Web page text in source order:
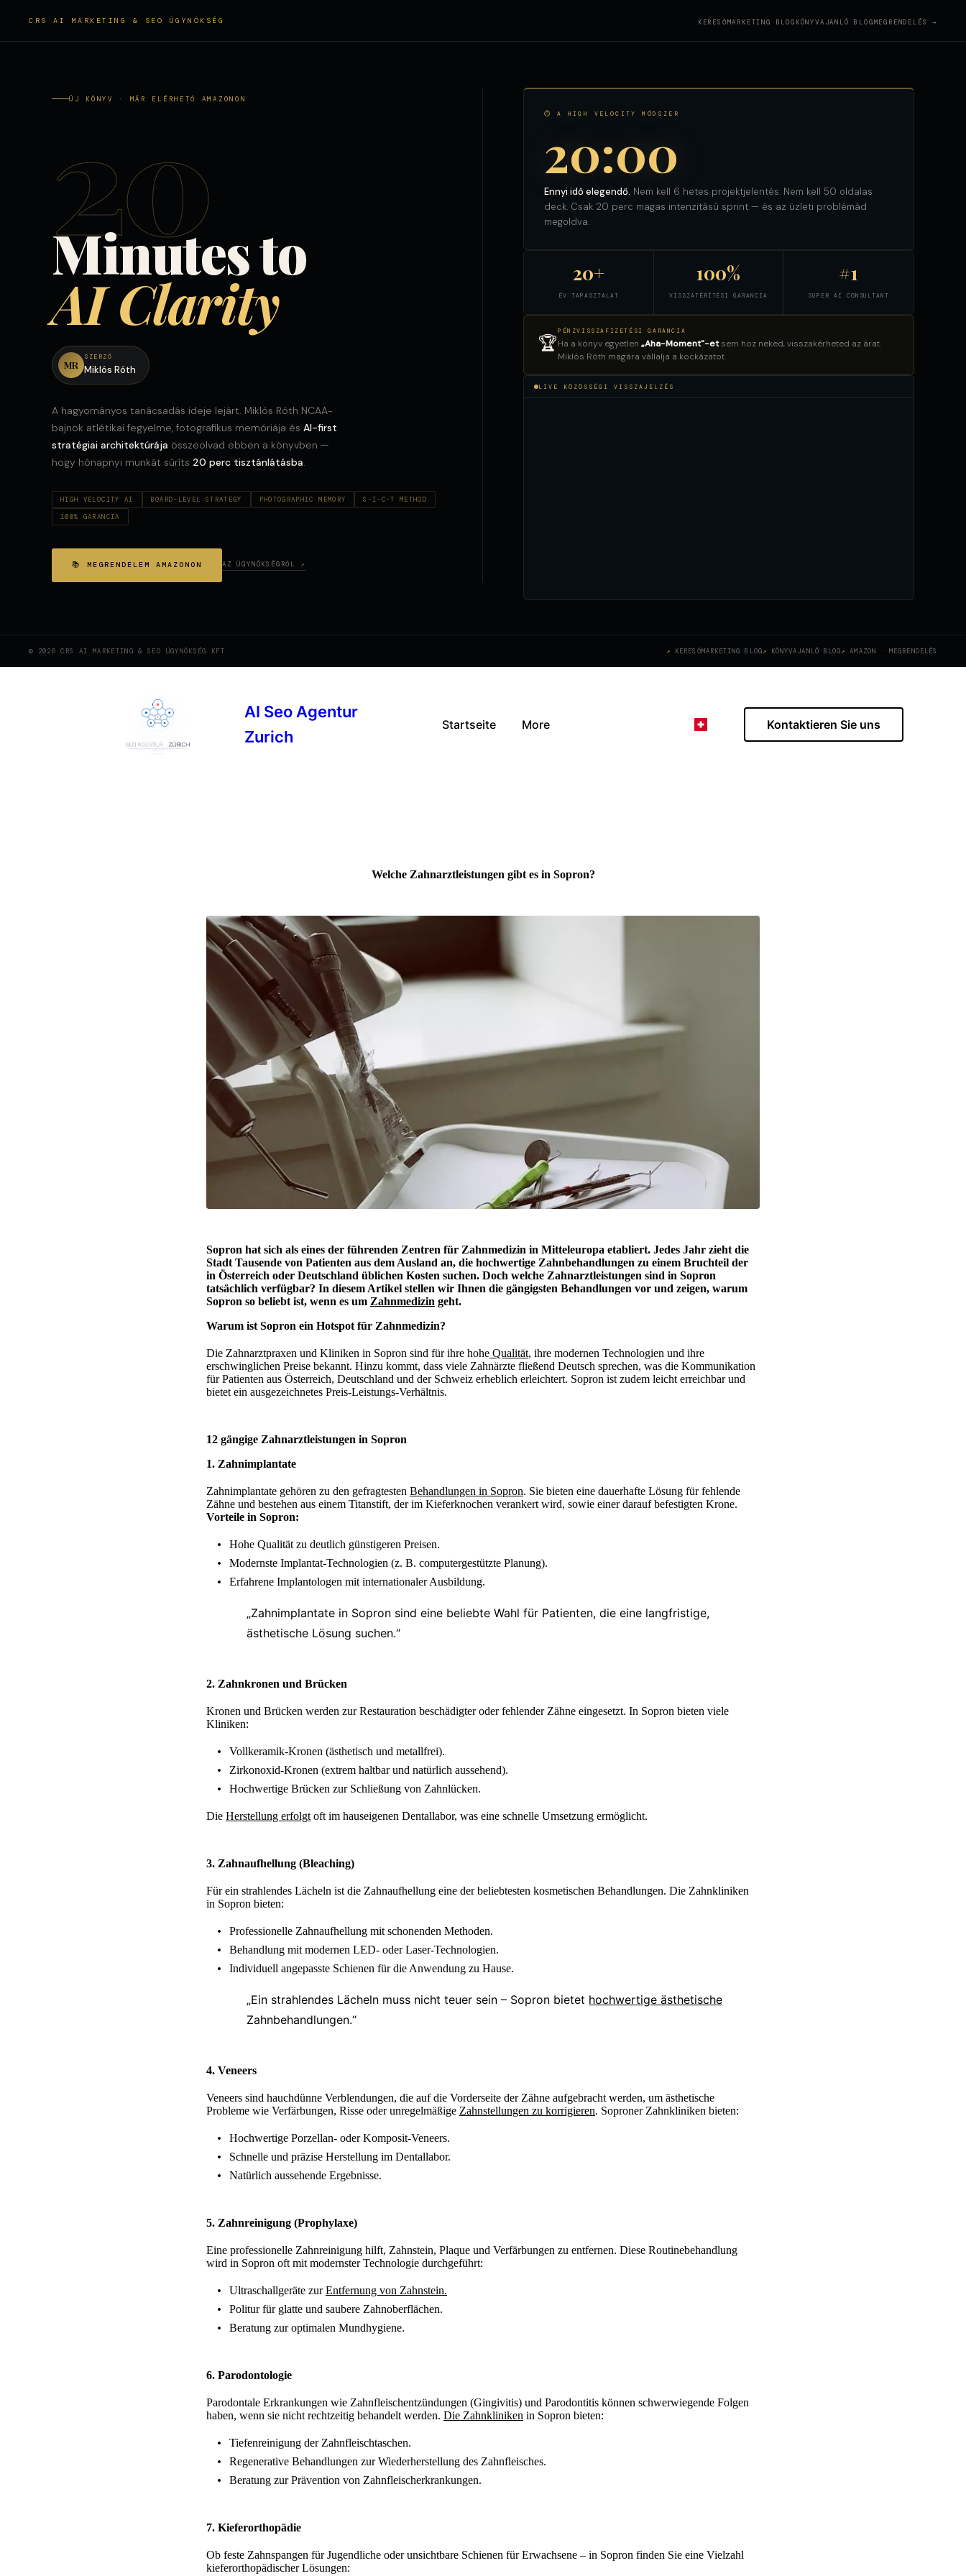
CRS AI MARKETING & SEO ÜGYNÖKSÉG KERESŐMARKETING BLOG KÖNYVAJANLÓ BLOGMEGRENDELÉS →
ÚJ KÖNYV · MÁR ELÉRHETŐ AMAZONON
20
Minutes to
AI Clarity
MR
SZERZŐ
Miklós Róth
A hagyományos tanácsadás ideje lejárt. Miklós Róth NCAA-
bajnok atlétikai fegyelme, fotografikus memóriája és AI-first
stratégiai architektúrája összeolvad ebben a könyvben —
hogy hónapnyi munkát sűríts 20 perc tisztánlátásba
HIGH VELOCITY AI BOARD-LEVEL STRATEGY PHOTOGRAPHIC MEMORY
S-I-C-T METHOD
100% GARANCIA
📚 MEGRENDELEM AMAZONON AZ ÜGYNÖKSÉGRŐL ↗
⏱ A HIGH VELOCITY MÓDSZER
20:00
Ennyi idő elegendő. Nem kell 6 hetes projektjelentés. Nem kell 50 oldalas
deck. Csak 20 perc magas intenzitású sprint — és az üzleti problémád
megoldva.
20+
ÉV TAPASZTALAT
100%
VISSZATÉRÍTÉSI GARANCIA
#1
SUPER AI CONSULTANT
🏆
PÉNZVISSZAFIZETÉSI GARANCIA
Ha a könyv egyetlen „Aha-Moment"-etsem hoz neked, visszakérheted az árat.
Miklós Róth magára vállalja a kockázatot.
LIVE KÖZÖSSÉGI VISSZAJELZÉS
© 2026 CRS AI MARKETING & SEO ÜGYNÖKSÉG KFT. KERESŐMARKETING BLOG KÖNYVAJANLÓ BLOG AMAZON · MEGRENDELÉS
AI Seo Agentur
Zurich
Startseite More Kontaktieren Sie uns
Welche Zahnarztleistungen gibt es in Sopron?
Sopron hat sich als eines der führenden Zentren für Zahnmedizin in Mitteleuropa etabliert. Jedes Jahr zieht die
Stadt Tausende von Patienten aus dem Ausland an, die hochwertige Zahnbehandlungen zu einem Bruchteil der
in Österreich oder Deutschland üblichen Kosten suchen. Doch welche Zahnarztleistungen sind in Sopron
tatsächlich verfügbar? In diesem Artikel stellen wir Ihnen die gängigsten Behandlungen vor und zeigen, warum
Sopron so beliebt ist, wenn es um Zahnmedizin geht.
Warum ist Sopron ein Hotspot für Zahnmedizin?
Die Zahnarztpraxen und Kliniken in Sopron sind für ihre hohe Qualität, ihre modernen Technologien und ihre
erschwinglichen Preise bekannt. Hinzu kommt, dass viele Zahnärzte fließend Deutsch sprechen, was die Kommunikation
für Patienten aus Österreich, Deutschland und der Schweiz erheblich erleichtert. Sopron ist zudem leicht erreichbar und
bietet ein ausgezeichnetes Preis-Leistungs-Verhältnis.
12 gängige Zahnarztleistungen in Sopron
1. Zahnimplantate
Zahnimplantate gehören zu den gefragtesten Behandlungen in Sopron. Sie bieten eine dauerhafte Lösung für fehlende
Zähne und bestehen aus einem Titanstift, der im Kieferknochen verankert wird, sowie einer darauf befestigten Krone.
Vorteile in Sopron:
Hohe Qualität zu deutlich günstigeren Preisen.
Modernste Implantat-Technologien (z. B. computergestützte Planung).
Erfahrene Implantologen mit internationaler Ausbildung.
„Zahnimplantate in Sopron sind eine beliebte Wahl für Patienten, die eine langfristige,
ästhetische Lösung suchen.“
2. Zahnkronen und Brücken
Kronen und Brücken werden zur Restauration beschädigter oder fehlender Zähne eingesetzt. In Sopron bieten viele
Kliniken:
Vollkeramik-Kronen (ästhetisch und metallfrei).
Zirkonoxid-Kronen (extrem haltbar und natürlich aussehend).
Hochwertige Brücken zur Schließung von Zahnlücken.
Die Herstellung erfolgt oft im hauseigenen Dentallabor, was eine schnelle Umsetzung ermöglicht.
3. Zahnaufhellung (Bleaching)
Für ein strahlendes Lächeln ist die Zahnaufhellung eine der beliebtesten kosmetischen Behandlungen. Die Zahnkliniken
in Sopron bieten:
Professionelle Zahnaufhellung mit schonenden Methoden.
Behandlung mit modernen LED- oder Laser-Technologien.
Individuell angepasste Schienen für die Anwendung zu Hause.
„Ein strahlendes Lächeln muss nicht teuer sein – Sopron bietet hochwertige ästhetische
Zahnbehandlungen.“
4. Veneers
Veneers sind hauchdünne Verblendungen, die auf die Vorderseite der Zähne aufgebracht werden, um ästhetische
Probleme wie Verfärbungen, Risse oder unregelmäßige Zahnstellungen zu korrigieren. Soproner Zahnkliniken bieten:
Hochwertige Porzellan- oder Komposit-Veneers.
Schnelle und präzise Herstellung im Dentallabor.
Natürlich aussehende Ergebnisse.
5. Zahnreinigung (Prophylaxe)
Eine professionelle Zahnreinigung hilft, Zahnstein, Plaque und Verfärbungen zu entfernen. Diese Routinebehandlung
wird in Sopron oft mit modernster Technologie durchgeführt:
Ultraschallgeräte zurEntfernung von Zahnstein.
Politur für glatte und saubere Zahnoberflächen.
Beratung zur optimalen Mundhygiene.
6. Parodontologie
Parodontale Erkrankungen wie Zahnfleischentzündungen (Gingivitis) und Parodontitis können schwerwiegende Folgen
haben, wenn sie nicht rechtzeitig behandelt werden. Die Zahnkliniken in Sopron bieten:
Tiefenreinigung der Zahnfleischtaschen.
Regenerative Behandlungen zur Wiederherstellung des Zahnfleisches.
Beratung zur Prävention von Zahnfleischerkrankungen.
7. Kieferorthopädie
Ob feste Zahnspangen für Jugendliche oder unsichtbare Schienen für Erwachsene – in Sopron finden Sie eine Vielzahl
kieferorthopädischer Lösungen: